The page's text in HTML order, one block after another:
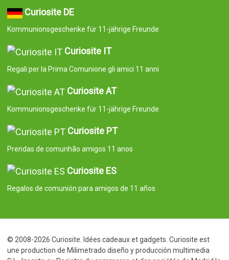
Curiosite DE
Kommunionsgeschenke für 11-jährige Freunde
Curiosite IT
Regali per la Prima Comunione gli amici 11 anni
Curiosite AT
Kommunionsgeschenke für 11-jährige Freunde
Curiosite PT
Prendas de comunhão amigos 11 anos
Curiosite ES
Regalos de comunión para amigos de 11 años
© 2008-2026 Curiosite. Idées cadeaux et gadgets. Curiosite est
une production de Milimetrado diseño y producción multimedia